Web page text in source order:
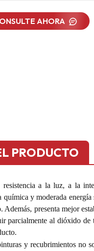
AHORA
PRODUCTO
a la luz, a la
y moderada
presenta mejor
parcialmente al dióxido
y recubrimientos no